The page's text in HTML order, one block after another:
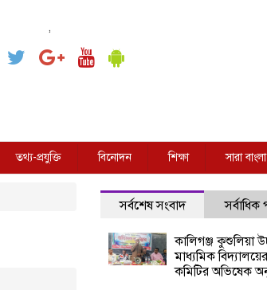
,
তথ্য-প্রযুক্তি বিনোদন শিক্ষা সারা বাংলা
সর্বশেষ সংবাদ সর্বাধিক
কালিগঞ্জ কুশুলিয়া
মাধ্যমিক বিদ্যালয়ের
কমিটির অভিষেক